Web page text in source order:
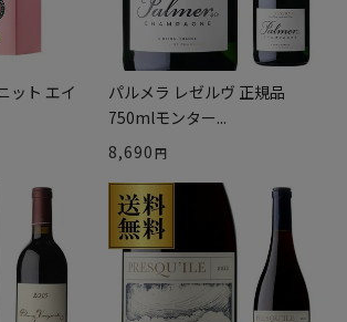
ット エイ
パルメラ レゼルヴ 正規品
750mlモンター...
8,690